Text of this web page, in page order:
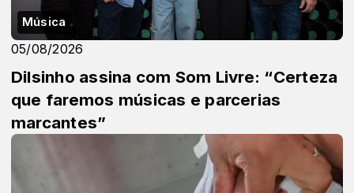
Música
05/08/2026
Dilsinho assina com Som Livre: “Certeza
que faremos músicas e parcerias
marcantes”